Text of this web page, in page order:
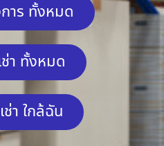
าร ทั้งหมด
ช่า ทั้งหมด
ช่า ใกล้ฉัน